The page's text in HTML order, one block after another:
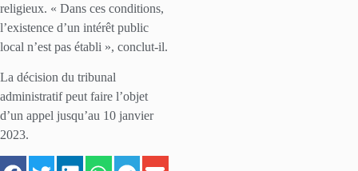
religieux. « Dans ces conditions,
l’existence d’un intérêt public
local n’est pas établi », conclut-il.
La décision du tribunal
administratif peut faire l’objet
d’un appel jusqu’au 10 janvier
2023.